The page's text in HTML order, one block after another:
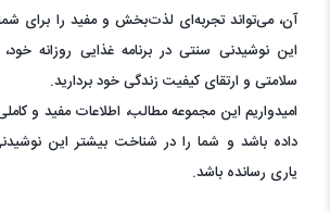
آن، می‌تواند تجربه‌ای لذت‌بخش و مفید را برای شما
این نوشیدنی سنتی در برنامه غذایی روزانه
سلامتی و ارتقای کیفیت زندگی خود بردارید.
امیدواریم این مجموعه مطالب، اطلاعات مفید و
داده باشد و شما را در شناخت بیشتر این
یاری رسانده باشد.